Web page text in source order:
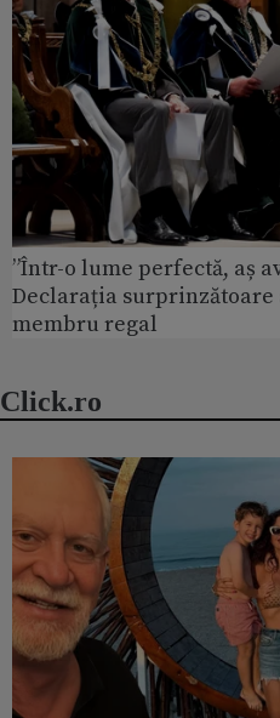
”Într-o lume perfectă, aș
Declarația
membru regal
Click.ro